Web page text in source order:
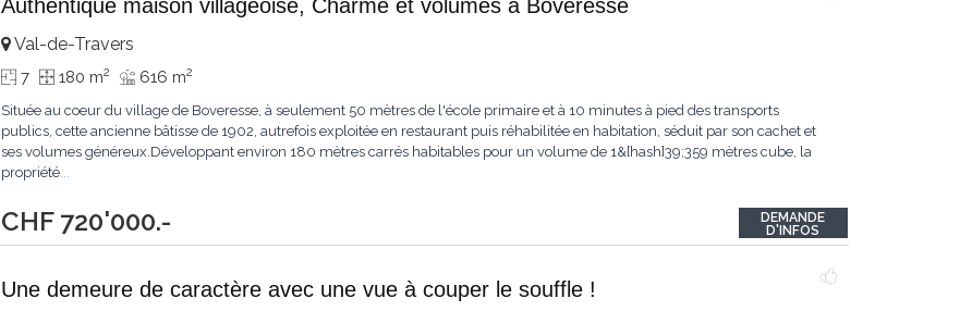
Authentique maison villageoise, Charme et volumes à Boveresse
CHF 720'000.-
Val-de-Travers
7 180 m2 616 m2
Située au coeur du village de Boveresse, à seulement 50 mètres de l'école primaire et à 10 minutes à pied des transports
publics, cette ancienne bâtisse de 1902, autrefois exploitée en restaurant puis réhabilitée en habitation, séduit par son cachet et
ses volumes généreux.Développant environ 180 mètres carrés habitables pour un volume de 1&[hash]39;359 mètres cube, la
propriété...
DEMANDE
D'INFOS
Une demeure de caractère avec une vue à couper le souffle !